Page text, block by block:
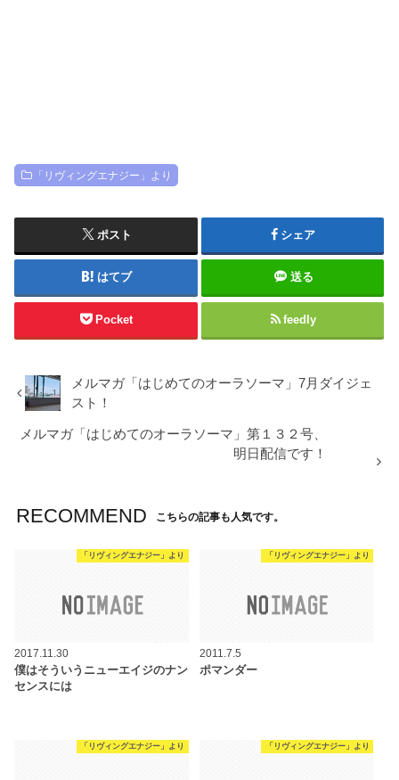
「リヴィングエナジー」より
ポスト シェア
はてブ 送る
Pocket feedly
メルマガ「はじめてのオーラソーマ」7月ダイジェ
スト！
メルマガ「はじめてのオーラソーマ」第１３２号、
明日配信です！
RECOMMEND こちらの記事も人気です。
「リヴィングエナジー」より
2017.11.30
僕はそういうニューエイジのナン
センスには
「リヴィングエナジー」より
2011.7.5
ポマンダー
「リヴィングエナジー」より 「リヴィングエナジー」より